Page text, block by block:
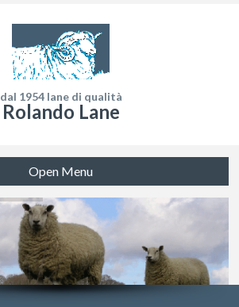
dal 1954 lane di qualità
Rolando Lane
Open Menu